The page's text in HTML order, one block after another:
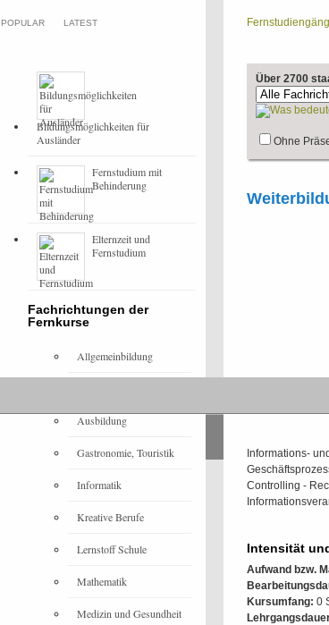
Über 2700
Ohne
Informations-
Controlling -
Intensität
Aufwand bzw.
Kursumfang: 0
POPULAR LATEST
Bildungsmöglichkeiten für
Ausländer
Fernstudium mit
Behinderung
Elternzeit und
Fernstudium
Fachrichtungen der
Fernkurse
Allgemeinbildung
Ausbildung
Gastronomie, Touristik
Informatik
Kreative Berufe
Lernstoff Schule
Mathematik
Medizin und Gesundheit